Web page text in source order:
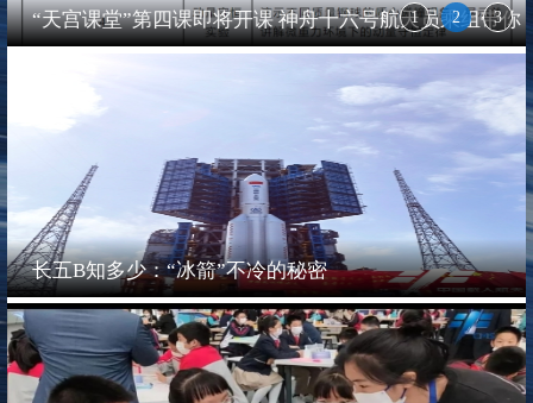
“天宫课堂”第四课即将开课 神舟十六号航天员乘组带你
长五B知多少：“冰箭”不冷的秘密